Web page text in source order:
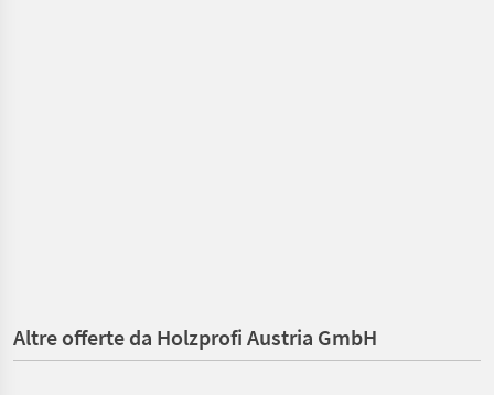
Altre offerte da Holzprofi Austria GmbH